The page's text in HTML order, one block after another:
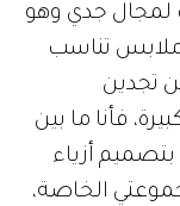
لمجال جدي وهو
ملابس تناسب
تجدين
فأنا ما بين
بدأت بتصميم أزياء
الخاصة،